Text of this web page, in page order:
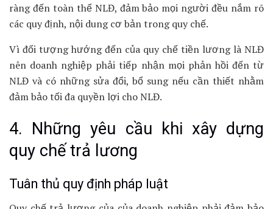
ràng đến toàn thể NLĐ, đảm bảo mọi người đều nắm rõ
các quy định, nội dung cơ bản trong quy chế.
Vì đối tượng hướng đến của quy chế tiền lương là NLĐ
nên doanh nghiệp phải tiếp nhận mọi phản hồi đến từ
NLĐ và có những sửa đổi, bổ sung nếu cần thiết nhằm
đảm bảo tối đa quyền lợi cho NLĐ.
4. Những yêu cầu khi xây dựng
quy chế trả lương
Tuân thủ quy định pháp luật